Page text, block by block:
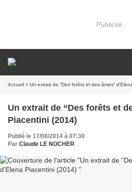
Publicité
Accueil » Un extrait de “Des forêts et des âmes”
Un extrait de “Des forêts et
Piacentini (2014)
Publié le 17/08/2014 à 07:30
Par Claude LE NOCHER